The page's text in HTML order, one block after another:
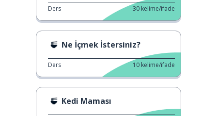
Ders 30 kelime/ifade
Ne İçmek İstersiniz?
Ders 10 kelime/ifade
Kedi Maması